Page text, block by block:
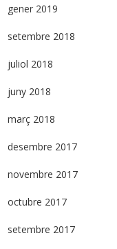
gener 2019
setembre 2018
juliol 2018
juny 2018
març 2018
desembre 2017
novembre 2017
octubre 2017
setembre 2017